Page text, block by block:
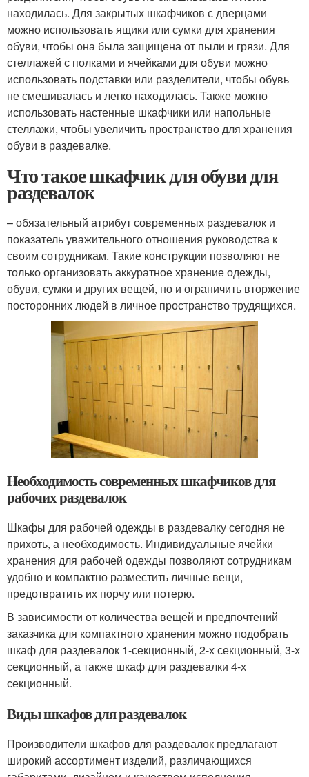
находилась. Для закрытых шкафчиков с дверцами
можно использовать ящики или сумки для хранения
обуви, чтобы она была защищена от пыли и грязи. Для
стеллажей с полками и ячейками для обуви можно
использовать подставки или разделители, чтобы обувь
не смешивалась и легко находилась. Также можно
использовать настенные шкафчики или напольные
стеллажи, чтобы увеличить пространство для хранения
обуви в раздевалке.
Что такое шкафчик для обуви для
раздевалок
– обязательный атрибут современных раздевалок и
показатель уважительного отношения руководства к
своим сотрудникам. Такие конструкции позволяют не
только организовать аккуратное хранение одежды,
обуви, сумки и других вещей, но и ограничить вторжение
посторонних людей в личное пространство трудящихся.
Необходимость современных шкафчиков для
рабочих раздевалок
Шкафы для рабочей одежды в раздевалку сегодня не
прихоть, а необходимость. Индивидуальные ячейки
хранения для рабочей одежды позволяют сотрудникам
удобно и компактно разместить личные вещи,
предотвратить их порчу или потерю.
В зависимости от количества вещей и предпочтений
заказчика для компактного хранения можно подобрать
шкаф для раздевалок 1-секционный, 2-х секционный, 3-х
секционный, а также шкаф для раздевалки 4-х
секционный.
Виды шкафов для раздевалок
Производители шкафов для раздевалок предлагают
широкий ассортимент изделий, различающихся